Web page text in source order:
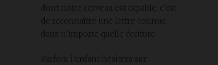
dont notre cerveau est capable, c’est
de reconnaître une lettre connue
dans n’importe quelle écriture.
Parfois, l’enfant hésitera sur